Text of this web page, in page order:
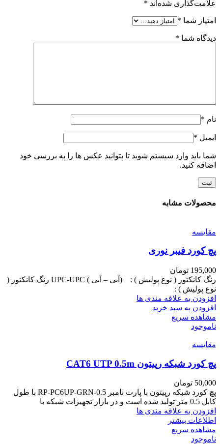
علامت‌گذاری شده‌اند *
امتیاز شما *
دیدگاه شما *
نام *
ایمیل *
شما باید وارد سیستم شوید تا بتوانید عکس ها را به بررسی خود
اضافه کنید.
محصولات مشابه
مقایسه
پچ کورد فیبر نوری
195,000 تومان
رنگ کانکتور ( نوع پولیش ) : (آبی – آبی ) UPC-UPC رنگ کانکتور (
نوع پولیش ) :
افزودن به علاقه مندی ها
افزودن به سبد خرید
مشاهده سریع
ناموجود
مقایسه
پچ کورد شبکه رپیتون CAT6 UTP 0.5m
50,000 تومان
پچ کورد شبکه رپیتون با پارت نامبر RP-PC6UP-GRN-0.5 با طول
کابل 0.5 متر تولید شده است و در بازار تجهیزات شبکه با
افزودن به علاقه مندی ها
اطلاعات بیشتر
مشاهده سریع
ناموجود